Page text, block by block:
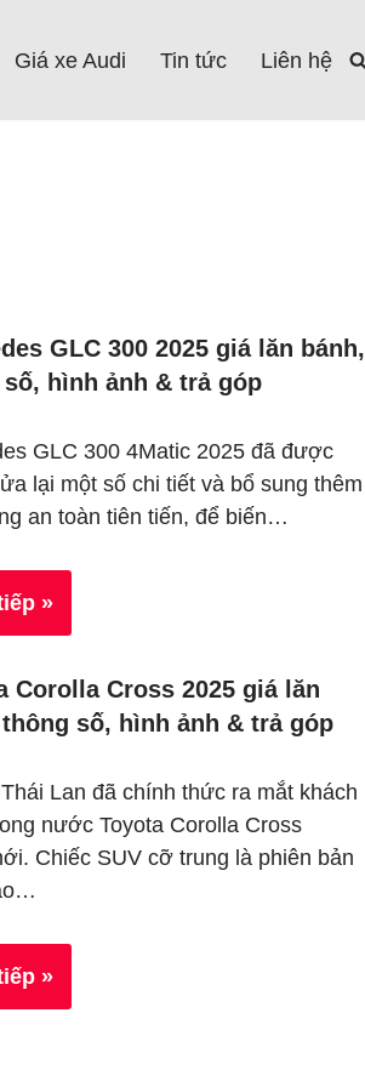
Giá xe Audi Tin tức Liên hệ
GLC 300 2025 giá lăn bánh,
hình ảnh & trả góp
GLC 300 4Matic 2025 đã được
lại một số chi tiết và bổ sung thêm
an toàn tiên tiến, để biến…
»
Corolla Cross 2025 giá lăn
thông số, hình ảnh & trả góp
Lan đã chính thức ra mắt khách
nước Toyota Corolla Cross
Chiếc SUV cỡ trung là phiên bản
»